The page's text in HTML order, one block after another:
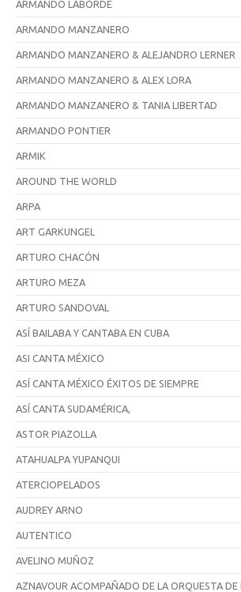
ARMANDO LABORDE
ARMANDO MANZANERO
ARMANDO MANZANERO & ALEJANDRO LERNER
ARMANDO MANZANERO & ALEX LORA
ARMANDO MANZANERO & TANIA LIBERTAD
ARMANDO PONTIER
ARMIK
AROUND THE WORLD
ARPA
ART GARKUNGEL
ARTURO CHACÓN
ARTURO MEZA
ARTURO SANDOVAL
ASÍ BAILABA Y CANTABA EN CUBA
ASI CANTA MÉXICO
ASÍ CANTA MÉXICO ÉXITOS DE SIEMPRE
ASÍ CANTA SUDAMÉRICA,
ASTOR PIAZOLLA
ATAHUALPA YUPANQUI
ATERCIOPELADOS
AUDREY ARNO
AUTENTICO
AVELINO MUÑOZ
AZNAVOUR ACOMPAÑADO DE LA ORQUESTA DE